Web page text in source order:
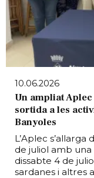
10.06.2026
Un ampliat
sortida a les
Banyoles
L’Aplec
de juliol amb
dissabte 4 de
sardanes i altres